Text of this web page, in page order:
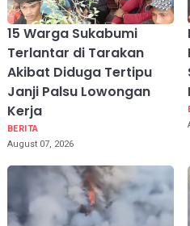
15 Warga Sukabumi
Terlantar di Tarakan
Akibat Diduga Tertipu
Janji Palsu Lowongan
Kerja
BERITA
August 07, 2026